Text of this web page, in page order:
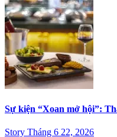
Sự kiện “Xoan mở hội”:
Story Tháng 6 22, 2026